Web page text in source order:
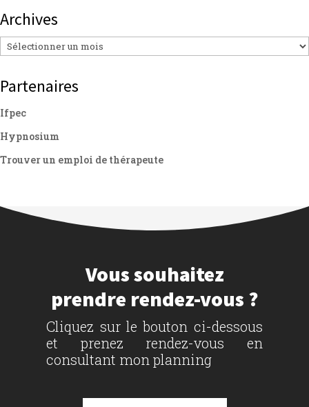
Archives
Archives
Partenaires
Ifpec
Hypnosium
Trouver un emploi de thérapeute
Vous souhaitez
prendre rendez-vous ?
Cliquez sur le bouton ci-dessous
et prenez rendez-vous en
consultant mon planning